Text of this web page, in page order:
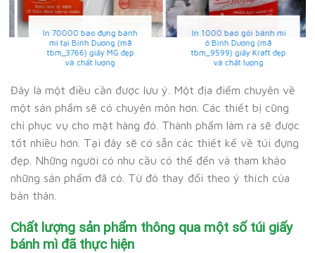
In 70000 bao đựng bánh
mì tại Bình Dương (mã
tbm_3766) giấy MG đẹp
và chất lượng
In 1000 bao gói bánh mì
ở Bình Dương (mã
tbm_9599) giấy Kraft đẹp
và chất lượng
Đây là một điều cần được lưu ý. Một địa điểm chuyên về
một sản phẩm sẽ có chuyên môn hơn. Các thiết bị cũng
chỉ phục vụ cho mặt hàng đó. Thành phẩm làm ra sẽ được
tốt nhiều hơn. Tại đây sẽ có sẵn các thiết kế về túi đựng
đẹp. Những người có nhu cầu có thể đến và tham khảo
những sản phẩm đã có. Từ đó thay đổi theo ý thích của
bản thân.
Chất lượng sản phẩm thông qua một số túi giấy
bánh mì đã thực hiện